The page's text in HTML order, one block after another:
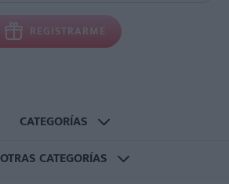
REGISTRARME
CATEGORÍAS
OTRAS CATEGORÍAS